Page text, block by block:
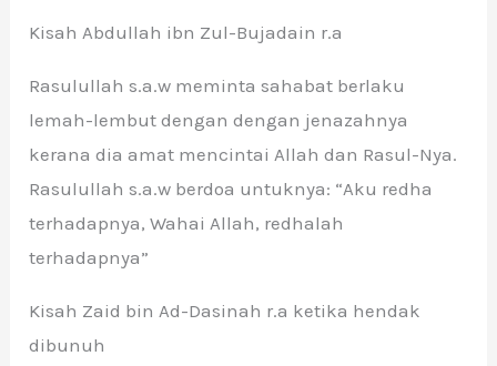
Kisah Abdullah ibn Zul-Bujadain r.a
Rasulullah s.a.w meminta sahabat berlaku
lemah-lembut dengan dengan jenazahnya
kerana dia amat mencintai Allah dan Rasul-Nya.
Rasulullah s.a.w berdoa untuknya: “Aku redha
terhadapnya, Wahai Allah, redhalah
terhadapnya”
Kisah Zaid bin Ad-Dasinah r.a ketika hendak
dibunuh